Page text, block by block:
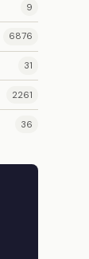
9
6876
31
2261
36